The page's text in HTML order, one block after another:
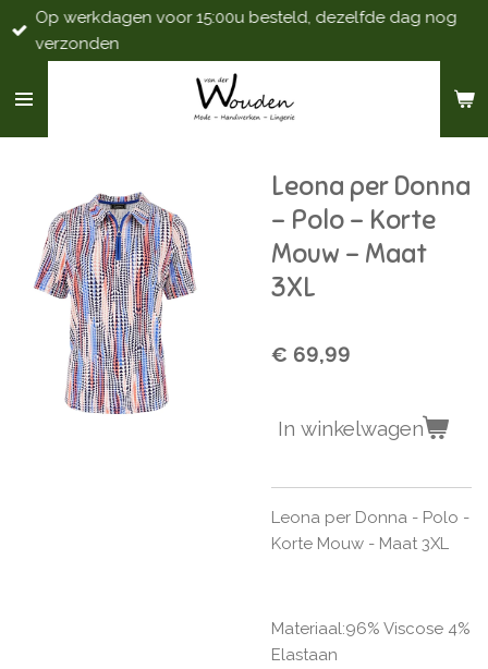
Ga
direct
de
Op werkdagen voor 15:00u besteld, dezelfde dag nog
verzonden
Leona per Donna
- Polo - Korte
Mouw - Maat
3XL
€ 69,99
In winkelwagen
Leona per Donna - Polo -
Korte Mouw - Maat 3XL
Materiaal:96% Viscose 4%
Elastaan